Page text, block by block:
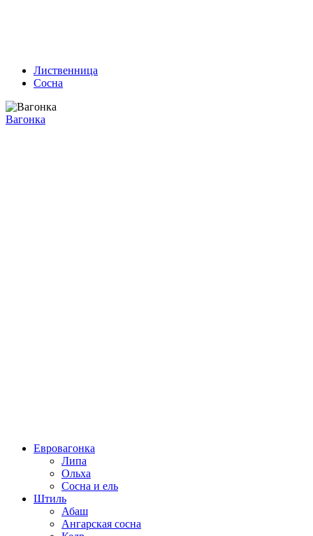
Лиственница
Сосна
Вагонка
Евровагонка
Липа
Ольха
Сосна и ель
Штиль
Абаш
Ангарская сосна